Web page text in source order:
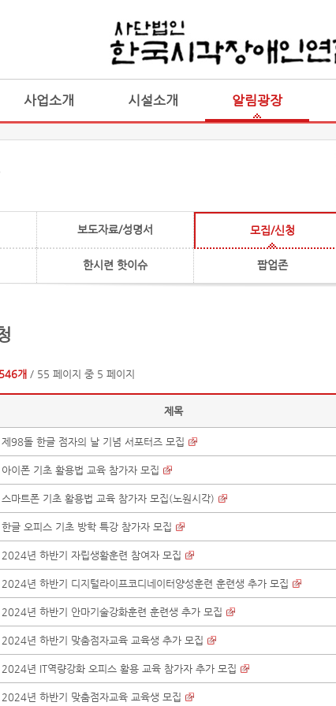
사업소개 시설소개 알림광장
보도자료/성명서 모집/신청
한시련 핫이슈 팝업존
546개 / 55 페이지 중 5 페이지
제목
98돌 한글 점자의 날 기념 서포터즈 모집
이폰 기초 활용법 교육 참가자 모집
마트폰 기초 활용법 교육 참가자 모집(노원시각)
글 오피스 기초 방학 특강 참가자 모집
년 하반기 자립생활훈련 참여자 모집
년 하반기 디지털라이프코디네이터양성훈련 훈련생 추가 모집
년 하반기 안마기술강화훈련 훈련생 추가 모집
년 하반기 맞춤점자교육 교육생 추가 모집
년 IT역량강화 오피스 활용 교육 참가자 추가 모집
년 하반기 맞춤점자교육 교육생 모집